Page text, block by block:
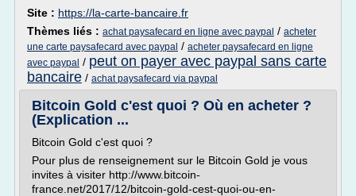
Site : https://la-carte-bancaire.fr
Thèmes liés : achat paysafecard en ligne avec paypal / acheter
une carte paysafecard avec paypal / acheter paysafecard en ligne
avec paypal / peut on payer avec paypal sans carte
bancaire / achat paysafecard via paypal
Bitcoin Gold c'est quoi ? Où en acheter ?
(Explication ...
Bitcoin Gold c'est quoi ?
Pour plus de renseignement sur le Bitcoin Gold je vous
invites à visiter http://www.bitcoin-
france.net/2017/12/bitcoin-gold-cest-quoi-ou-en-